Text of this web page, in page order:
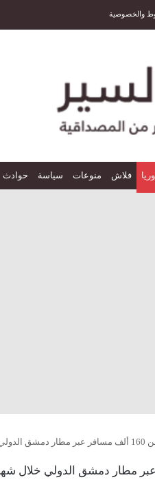
والخصوصية
فلاش منوعات سياسة حوادث
تشرين الأول